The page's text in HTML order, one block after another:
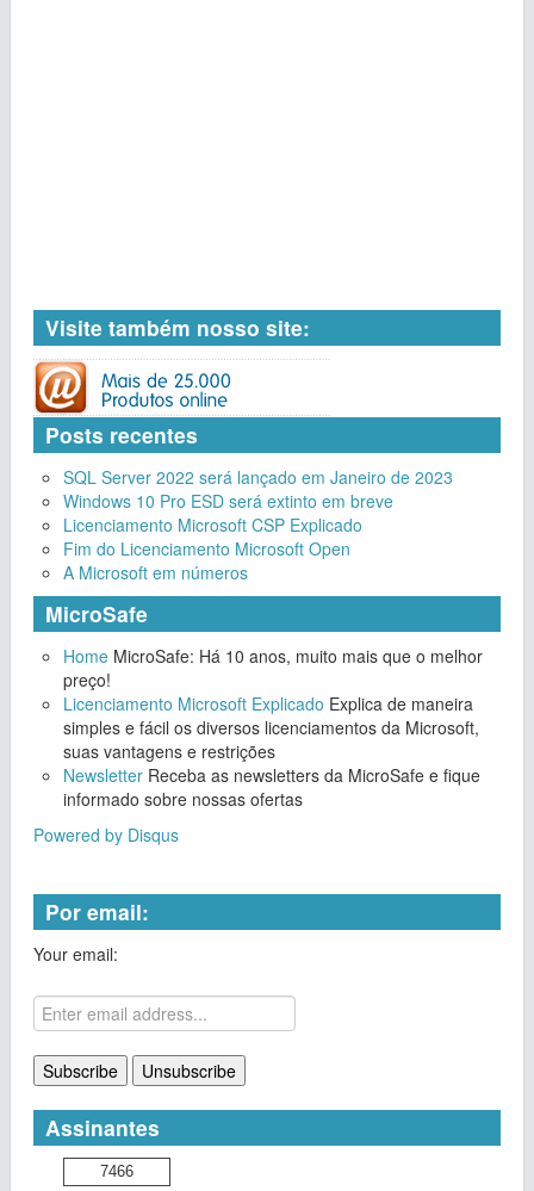
Visite também nosso site:
Posts recentes
SQL Server 2022 será lançado em Janeiro de 2023
Windows 10 Pro ESD será extinto em breve
Licenciamento Microsoft CSP Explicado
Fim do Licenciamento Microsoft Open
A Microsoft em números
MicroSafe
Home MicroSafe: Há 10 anos, muito mais que o melhor
preço!
Licenciamento Microsoft Explicado Explica de maneira
simples e fácil os diversos licenciamentos da Microsoft,
suas vantagens e restrições
Newsletter Receba as newsletters da MicroSafe e fique
informado sobre nossas ofertas
Powered by Disqus
Por email:
Your email:
Assinantes
7466